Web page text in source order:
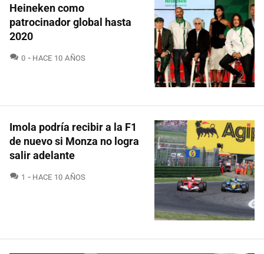
Heineken como
patrocinador global hasta
2020
0 COMENTARIOS
HACE 10 AÑOS
Imola podría recibir a la F1
de nuevo si Monza no logra
salir adelante
1 COMENTARIOS
HACE 10 AÑOS